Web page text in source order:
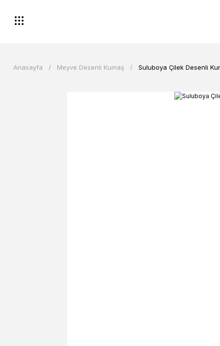
Anasayfa Meyve Desenli Kumaş Suluboya Çilek Desenli